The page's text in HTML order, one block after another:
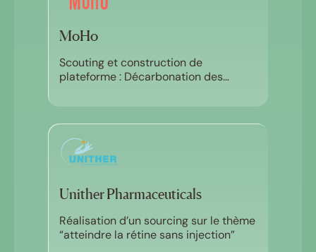
MoHo
Scouting et construction de
plateforme : Décarbonation des
Unither Pharmaceuticals
Réalisation d’un sourcing sur le thème
“atteindre la rétine sans injection”